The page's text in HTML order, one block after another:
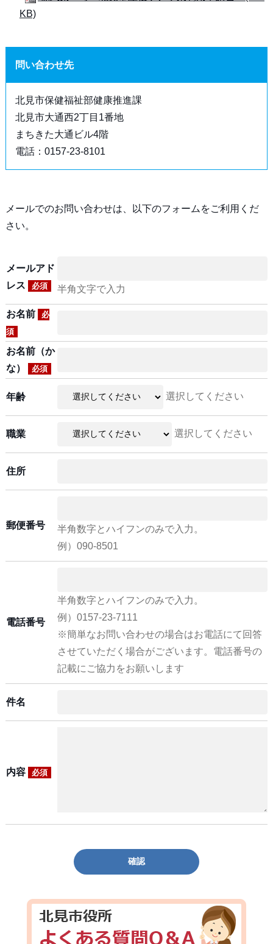
KB)
問い合わせ先
北見市保健福祉部健康推進課
北見市大通西2丁目1番地
まちきた大通ビル4階
電話：0157-23-8101
メールでのお問い合わせは、以下のフォームをご利用くだ
さい。
メールアド
レス
必須 半角文字で入力
お名前
必
須
お名前（か
な）
必須
年齢 選択してください
職業 選択してください
住所
郵便番号
半角数字とハイフンのみで入力。
例）090-8501
電話番号
半角数字とハイフンのみで入力。
例）0157-23-7111
※簡単なお問い合わせの場合はお電話にて回答
させていただく場合がございます。電話番号の
記載にご協力をお願いします
件名
内容 必須
確認